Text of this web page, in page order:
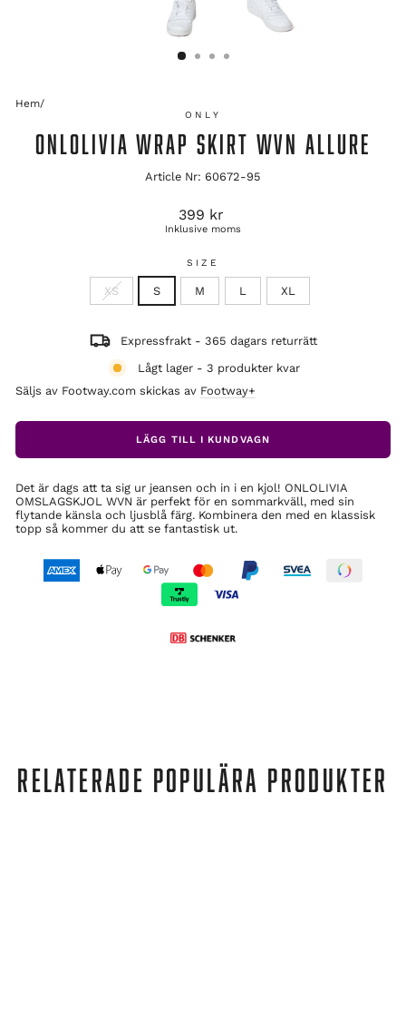
Hem/
ONLY
ONLOLIVIA WRAP SKIRT WVN ALLURE
Article Nr: 60672-95
Ordinarie
pris
399 kr
Inklusive moms
SIZE
XS S M L XL
Expressfrakt - 365 dagars returrätt
Lågt lager - 3 produkter kvar
Säljs av Footway.com skickas av Footway+
LÄGG TILL I KUNDVAGN
Det är dags att ta sig ur jeansen och in i en kjol! ONLOLIVIA
OMSLAGSKJOL WVN är perfekt för en sommarkväll, med sin
flytande känsla och ljusblå färg. Kombinera den med en klassisk
topp så kommer du att se fantastisk ut.
RELATERADE POPULÄRA PRODUKTER